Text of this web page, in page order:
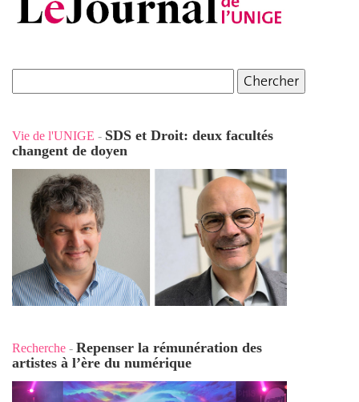
Vie de l'UNIGE - SDS et Droit: deux facultés
changent de doyen
Recherche - Repenser la rémunération des
artistes à l’ère du numérique